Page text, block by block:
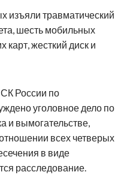
изъяли травматический
шесть мобильных
карт, жесткий диск и
России по
уголовное дело по
и вымогательстве,
всех четверых
в виде
расследование.